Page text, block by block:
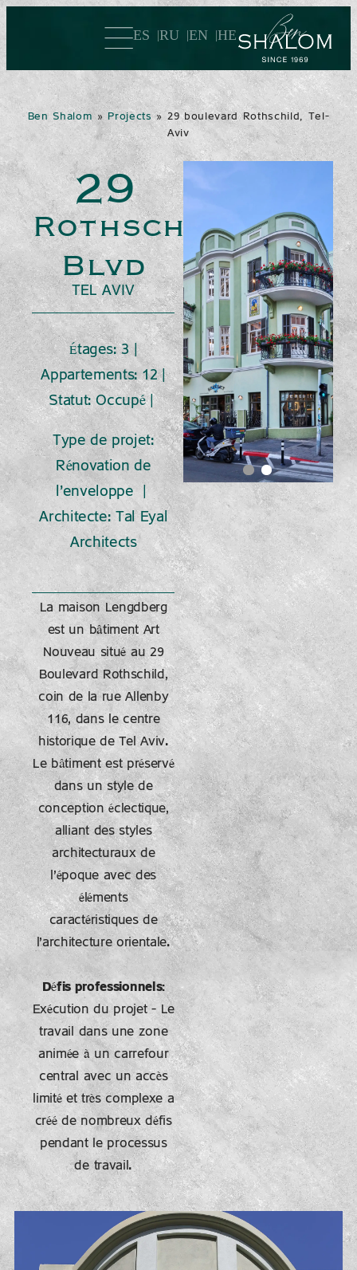
ES RU EN HE
Ben Shalom» Projects» 29 boulevard Rothschild, Tel-
Aviv
29
Rothschild
Blvd
TEL AVIV
Étages: 3 |
Appartements: 12 |
Statut: Occupé |
Type de projet:
Rénovation de
l’enveloppe |
Architecte: Tal Eyal
Architects
La maison Lengdberg
est un bâtiment Art
Nouveau situé au 29
Boulevard Rothschild,
coin de la rue Allenby
116, dans le centre
historique de Tel Aviv.
Le bâtiment est préservé
dans un style de
conception éclectique,
alliant des styles
architecturaux de
l'époque avec des
éléments
caractéristiques de
l'architecture orientale.
Défis professionnels:
Exécution du projet – Le
travail dans une zone
animée à un carrefour
central avec un accès
limité et très complexe a
créé de nombreux défis
pendant le processus
de travail.